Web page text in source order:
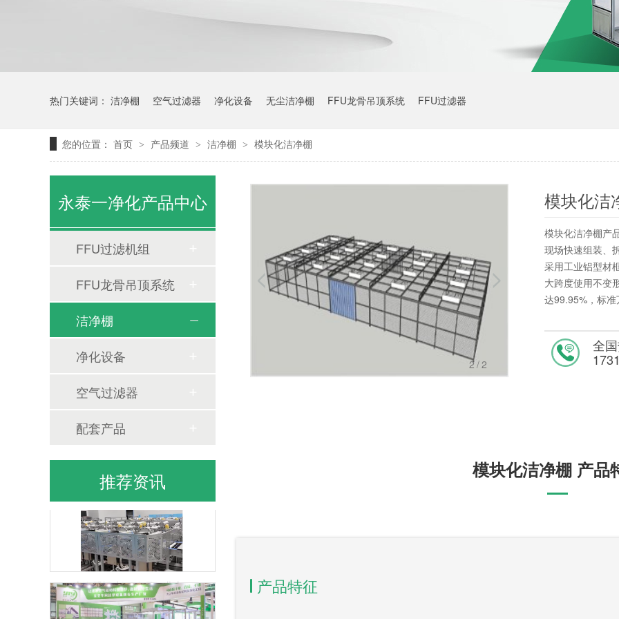
热门关键词： 洁净棚 空气过滤器 净化设备 无尘洁净棚 FFU龙骨吊顶系统 FFU过滤器
您的位置： 首页 > 产品频道 > 洁净棚 > 模块化洁净棚
2/2
模块化洁
模块化洁净棚产
现场快速组装、
采用工业铝型材
大跨度使用不变
达99.95%，标
全
模块化洁净棚 产品
产品特征
永泰一净化产品中心
FFU过滤机组
FFU龙骨吊顶系统
洁净棚
净化设备
空气过滤器
配套产品
推荐资讯
上海盟裕建设-食品行业应用